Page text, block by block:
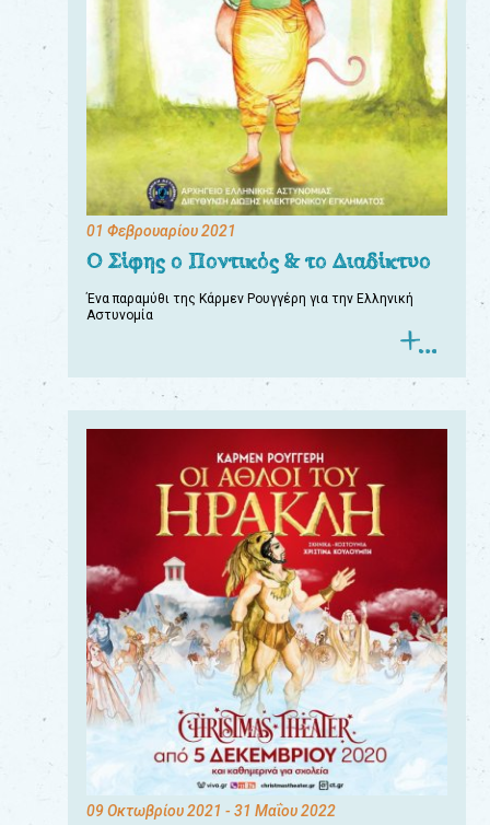
01 Φεβρουαρίου 2021
Ο Σίφης ο Ποντικός & το Διαδίκτυο
Ένα παραμύθι της Κάρμεν Ρουγγέρη για την Ελληνική
Αστυνομία
09 Οκτωβρίου 2021 - 31 Μαΐου 2022